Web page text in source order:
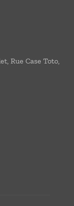
Rue Case Toto,